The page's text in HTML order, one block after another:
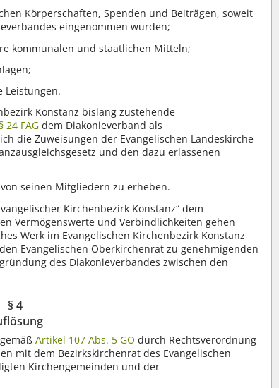
Körperschaften, Spenden und Beiträgen, soweit
eingenommen wurden;
kommunalen und staatlichen Mitteln;
Leistungen.
Konstanz bislang zustehende
24 FAG dem Diakonieverband als
die Zuweisungen der Evangelischen Landeskirche
und den dazu erlassenen
seinen Mitgliedern zu erheben.
Kirchenbezirk Konstanz“ dem
Vermögenswerte und Verbindlichkeiten gehen
Werk im Evangelischen Kirchenbezirk Konstanz
Evangelischen Oberkirchenrat zu genehmigenden
des Diakonieverbandes zwischen den
§ 4
Artikel 107 Abs. 5 GO durch Rechtsverordnung
mit dem Bezirkskirchenrat des Evangelischen
Kirchengemeinden und der